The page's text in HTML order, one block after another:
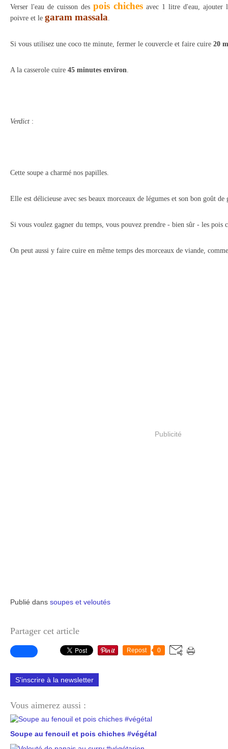
Verser l'eau de cuisson des pois chiches avec 1 litre d'eau, ajouter
poivre et le garam massala.
Si vous utilisez une coco tte minute, fermer le couvercle et faire cuire 20
A la casserole cuire 45 minutes environ.
Verdict :
Cette soupe a charmé nos papilles.
Elle est délicieuse avec ses beaux morceaux de légumes et son bon goût de
Si vous voulez gagner du temps, vous pouvez prendre - bien sûr - les pois
On peut aussi y faire cuire en même temps des morceaux de viande,
Publicité
Publié dans soupes et veloutés
Partager cet article
Repost 0
S'inscrire à la newsletter
Vous aimerez aussi :
Soupe au fenouil et pois chiches #végétal